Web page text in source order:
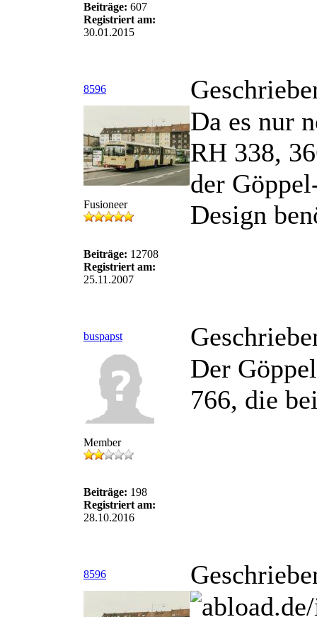
Beiträge: 607
Registriert am:
30.01.2015
8596
Fusioneer
Beiträge: 12708
Registriert am:
25.11.2007
Da es nur
RH 338,
der
Design
buspapst
Member
Beiträge: 198
Registriert am:
28.10.2016
Der
766, die
8596